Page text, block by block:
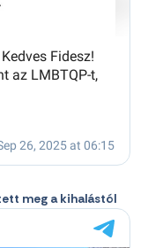
meg a kihalástól